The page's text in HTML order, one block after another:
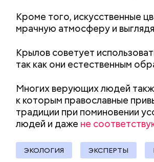
Кроме того, искусственные
мрачную атмосферу и
Крылов советует
так как они естественным
Многих верующих людей
к которым православные
традиции при поминовении
людей и даже не
ЭКОЛОГИЯ ЭКСПЕРТЫ
Вред дыни
дома и
Как получить до
трудной
претендовать и
документы